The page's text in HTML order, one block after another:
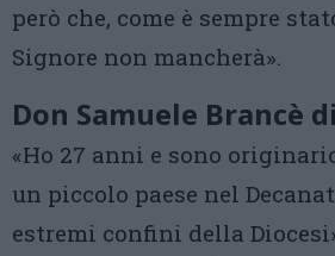
però che, come è sempre
Signore non mancherà».
Don Samuele Brancè
«Ho 27 anni e sono
un piccolo paese nel
estremi confini della